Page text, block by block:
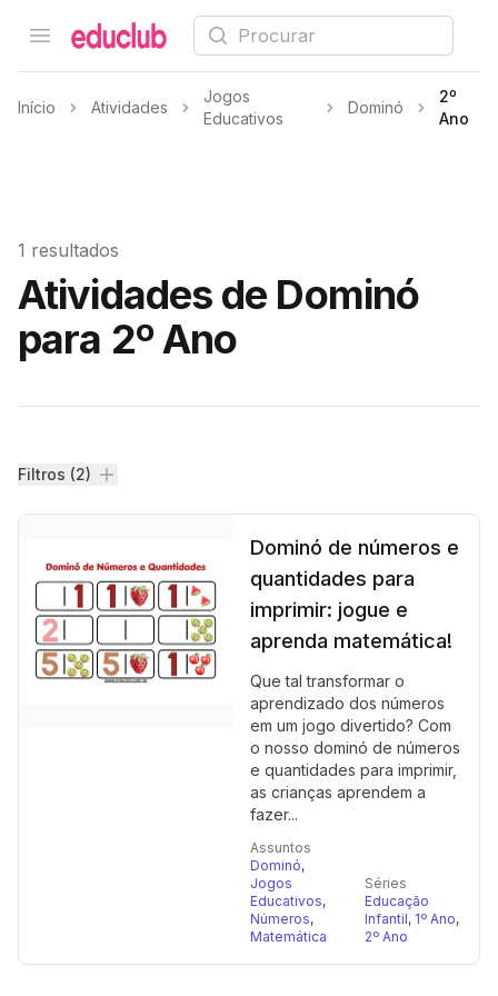
Open menu
Educlub Procurar
Início Atividades
Jogos
Educativos
Dominó
2º
Ano
1 resultados
Atividades de Dominó
para 2º Ano
Filtros
Filtros (2)
Dominó de números e
quantidades para
imprimir: jogue e
aprenda matemática!
Que tal transformar o
aprendizado dos números
em um jogo divertido? Com
o nosso dominó de números
e quantidades para imprimir,
as crianças aprendem a
fazer...
Assuntos
Dominó,
Jogos
Educativos,
Números,
Matemática
Séries
Educação
Infantil, 1º Ano,
2º Ano